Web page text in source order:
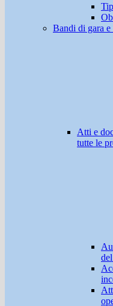
Bandi di gara e
Atti e
tutte le